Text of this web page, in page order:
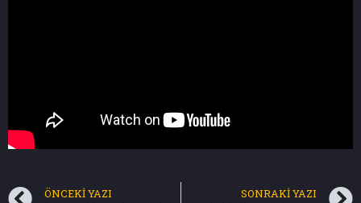
ÖNCEKI YAZI SONRAKI YAZI